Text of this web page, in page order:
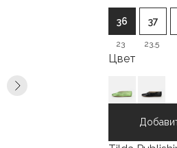
23 23,5
36 37
Цвет